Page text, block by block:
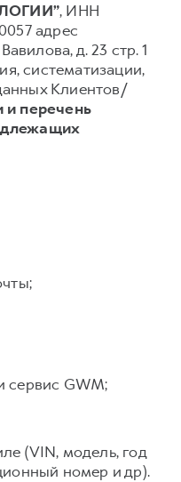
, ИНН
адрес
д. 23 стр. 1
систематизации,
Клиентов/
и перечень
сервис GWM;
(VIN, модель, год
номер и др).